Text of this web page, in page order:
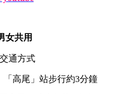
女共用
通方式
「高尾」站步行約3分鐘